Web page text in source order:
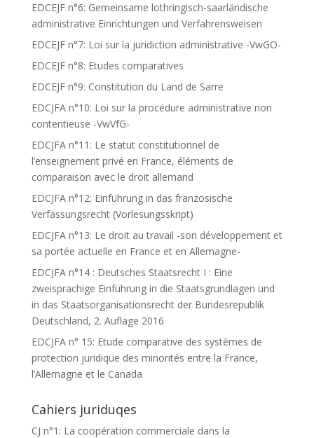
EDCEJF n°6: Gemeinsame lothringisch-saarländische
administrative Einrichtungen und Verfahrensweisen
EDCEJF n°7: Loi sur la juridiction administrative -VwGO-
EDCEJF n°8: Etudes comparatives
EDCEJF n°9: Constitution du Land de Sarre
EDCJFA n°10: Loi sur la procédure administrative non
contentieuse -VwVfG-
EDCJFA n°11: Le statut constitutionnel de
l’enseignement privé en France, éléments de
comparaison avec le droit allemand
EDCJFA n°12: Einführung in das französische
Verfassungsrecht (Vorlesungsskript)
EDCJFA n°13: Le droit au travail -son développement et
sa portée actuelle en France et en Allemagne-
EDCJFA n°14 : Deutsches Staatsrecht I : Eine
zweisprachige Einführung in die Staatsgrundlagen und
in das Staatsorganisationsrecht der Bundesrepublik
Deutschland, 2. Auflage 2016
EDCJFA n° 15: Etude comparative des systèmes de
protection juridique des minorités entre la France,
l’Allemagne et le Canada
Cahiers juriduqes
CJ n°1: La coopération commerciale dans la